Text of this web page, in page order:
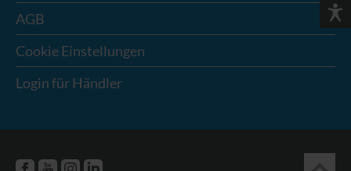
AGB
Cookie Einstellungen
Login für Händler